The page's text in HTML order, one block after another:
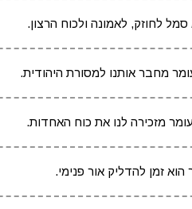
לחוזק, לאמונה ולכוח הרצון.
מחבר אותנו למסורת היהודית.
מזכירה לנו את כוח האחדות.
הוא זמן להדליק אור פנימי.